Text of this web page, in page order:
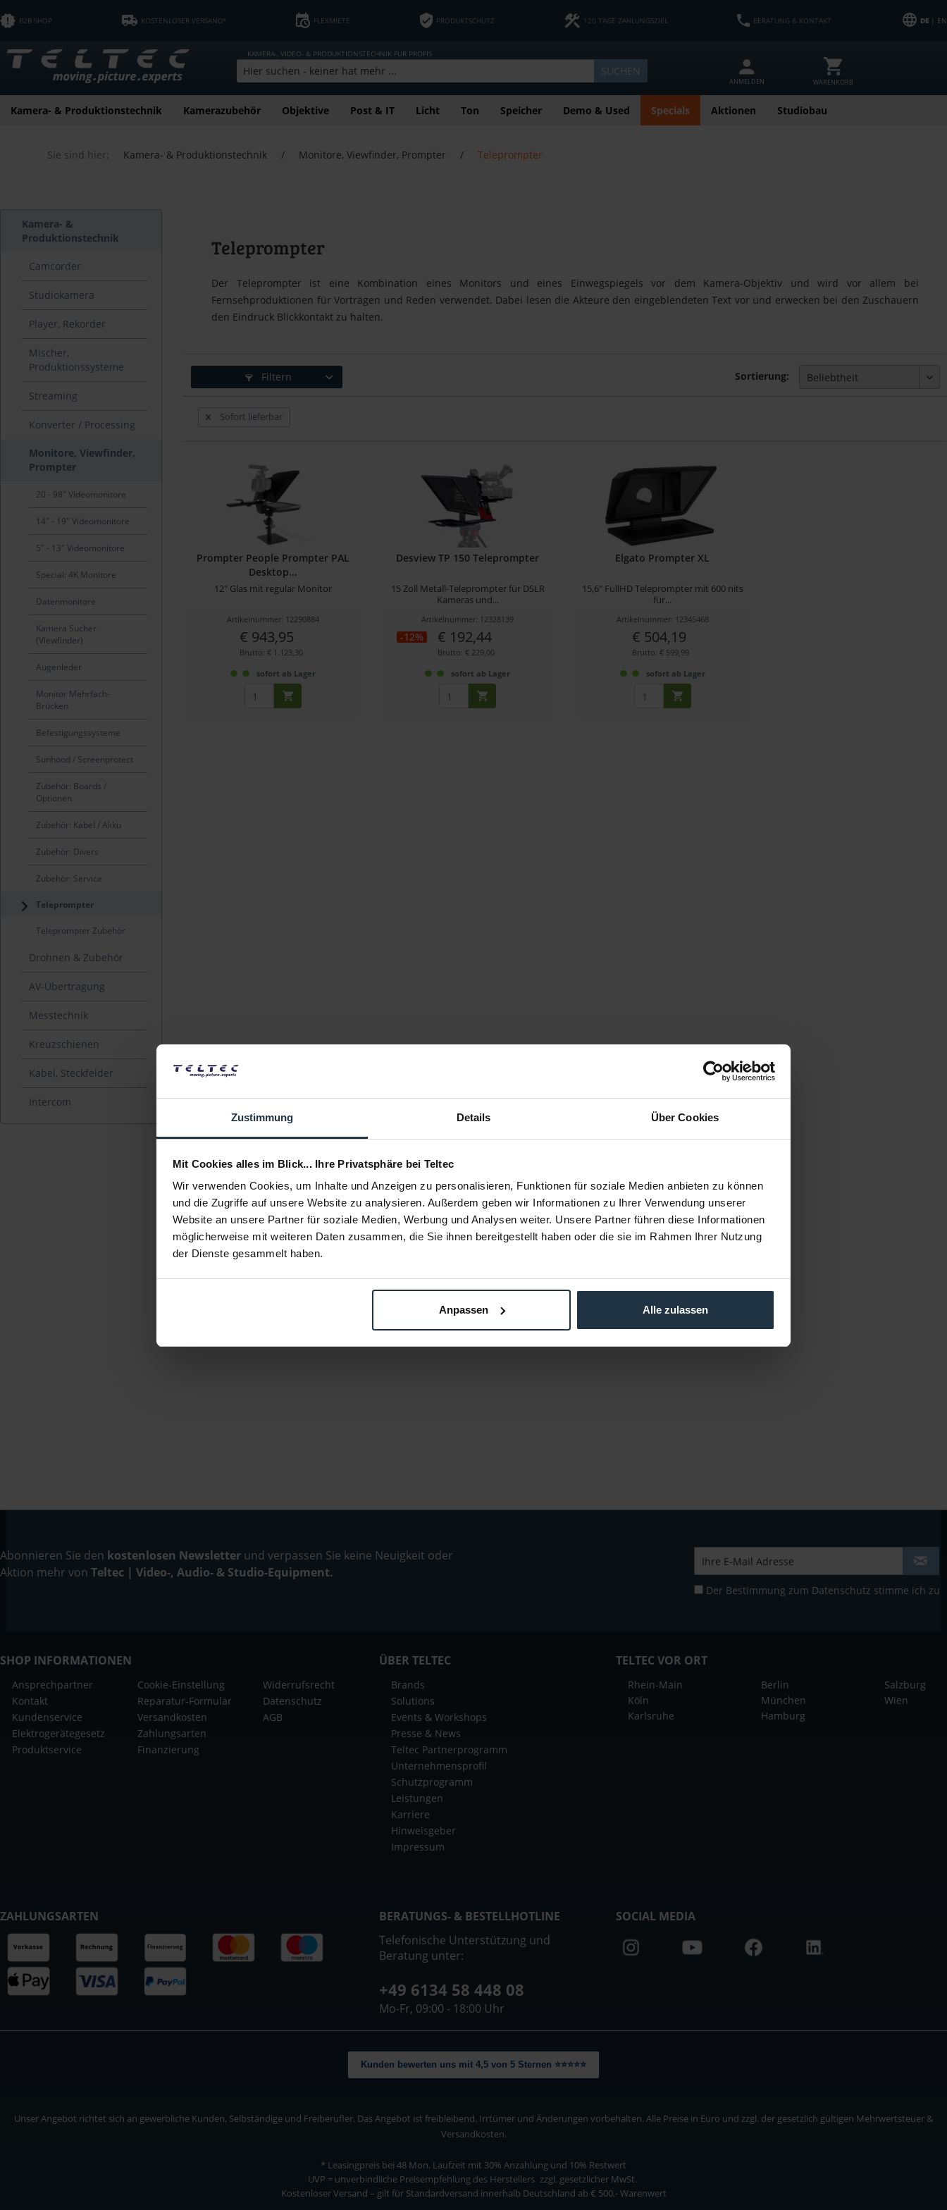
Zustimmung Details Über Cookies
Mit Cookies alles im Blick... Ihre Privatsphäre bei Teltec
Wir verwenden Cookies, um Inhalte und Anzeigen zu personalisieren, Funktionen für soziale Medien anbieten zu können
und die Zugriffe auf unsere Website zu analysieren. Außerdem geben wir Informationen zu Ihrer Verwendung unserer
Website an unsere Partner für soziale Medien, Werbung und Analysen weiter. Unsere Partner führen diese Informationen
möglicherweise mit weiteren Daten zusammen, die Sie ihnen bereitgestellt haben oder die sie im Rahmen Ihrer Nutzung
der Dienste gesammelt haben.
Anpassen Alle zulassen
B2B SHOP KOSTENLOSER VERSAND* FLEXMIETE PRODUKTSCHUTZ 120 TAGE ZAHLUNGSZIEL BERATUNG & KONTAKT DE| EN
KAMERA-, VIDEO- & PRODUKTIONSTECHNIK FÜR PROFIS
SUCHEN
ANMELDEN WARENKORB
Kamera- & Produktionstechnik Kamerazubehör Objektive Post & IT Licht Ton Speicher Demo & Used Specials Aktionen Studiobau
Sie sind hier: Kamera- & Produktionstechnik / Monitore, Viewfinder, Prompter / Teleprompter
Kamera- &
Produktionstechnik
Camcorder
Studiokamera
Player, Rekorder
Mischer,
Produktionssysteme
Streaming
Konverter / Processing
Monitore, Viewfinder,
Prompter
20 - 98" Videomonitore
14" - 19" Videomonitore
5" - 13" Videomonitore
Special: 4K Monitore
Datenmonitore
Kamera Sucher
(Viewfinder)
Augenleder
Monitor Mehrfach-
Brücken
Befestigungssysteme
Sunhood / Screenprotect
Zubehör: Boards /
Optionen
Zubehör: Kabel / Akku
Zubehör: Divers
Zubehör: Service
Teleprompter
Teleprompter Zubehör
Drohnen & Zubehör
AV-Übertragung
Messtechnik
Kreuzschienen
Kabel, Steckfelder
Intercom
Teleprompter
Der Teleprompter ist eine Kombination eines Monitors und eines Einwegspiegels vor dem Kamera-Objektiv und wird vor allem bei
Fernsehproduktionen für Vorträgen und Reden verwendet. Dabei lesen die Akteure den eingeblendeten Text vor und erwecken bei den Zuschauern
den Eindruck Blickkontakt zu halten.
Filtern Sortierung:
Sofort lieferbar
Prompter People Prompter PAL
Desktop...
12" Glas mit regular Monitor
Artikelnummer: 12290884
€ 943,95
Brutto: € 1.123,30
sofort ab Lager
Desview TP 150 Teleprompter
15 Zoll Metall-Teleprompter für DSLR
Kameras und...
Artikelnummer: 12328139
-12% € 192,44
Brutto: € 229,00
sofort ab Lager
Elgato Prompter XL
15,6" FullHD Teleprompter mit 600 nits
für...
Artikelnummer: 12345468
€ 504,19
Brutto: € 599,99
sofort ab Lager
Abonnieren Sie den kostenlosen Newsletter und verpassen Sie keine Neuigkeit oder
Aktion mehr von Teltec | Video-, Audio- & Studio-Equipment.
Der Bestimmung zum Datenschutz stimme ich zu
SHOP INFORMATIONEN
Ansprechpartner
Kontakt
Kundenservice
Elektrogerätegesetz
Produktservice
Cookie-Einstellung
Reparatur-Formular
Versandkosten
Zahlungsarten
Finanzierung
Widerrufsrecht
Datenschutz
AGB
ÜBER TELTEC
Brands
Solutions
Events & Workshops
Presse & News
Teltec Partnerprogramm
Unternehmensprofil
Schutzprogramm
Leistungen
Karriere
Hinweisgeber
Impressum
TELTEC VOR ORT
Rhein-Main
Köln
Karlsruhe
Berlin
München
Hamburg
Salzburg
Wien
ZAHLUNGSARTEN
BERATUNGS- & BESTELLHOTLINE
Telefonische Unterstützung und
Beratung unter:
+49 6134 58 448 08
Mo-Fr, 09:00 - 18:00 Uhr
SOCIAL MEDIA
Kunden bewerten uns mit 4,5 von 5 Sternen ⭐⭐⭐⭐⭐
Unser Angebot richtet sich an gewerbliche Kunden, Selbständige und Freiberufler. Das Angebot ist freibleibend. Irrtümer und Änderungen vorbehalten. Alle Preise in Euro und zzgl. der gesetzlich gültigen Mehrwertsteuer &
Versandkosten.
* Leasingpreis bei 48 Mon. Laufzeit mit 30% Anzahlung und 10% Restwert
UVP = unverbindliche Preisempfehlung des Herstellers zzgl. gesetzlicher MwSt.
Kostenloser Versand – gilt für Standardversand innerhalb Deutschland ab € 500,- Warenwert